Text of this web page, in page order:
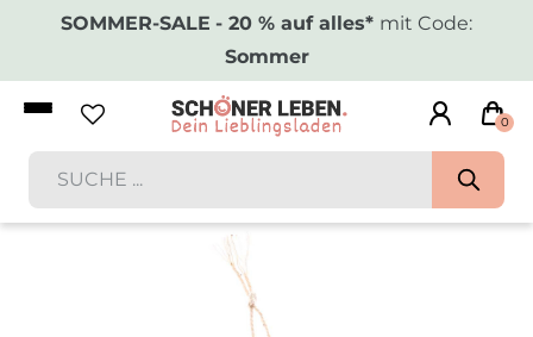
SOMMER-SALE - 20 % auf alles* mit Code:
Sommer
0